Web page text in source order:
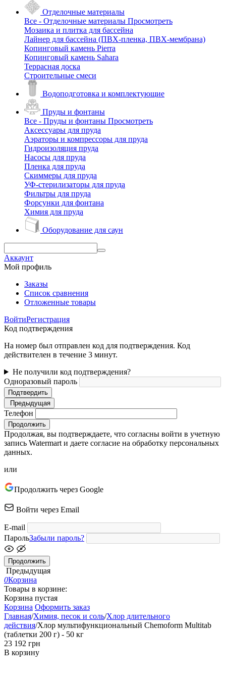
Отделочные материалы
Все - Отделочные материалы Просмотреть
Мозаика и плитка для бассейна
Лайнер для бассейна (ПВХ-пленка, ПВХ-мембрана)
Копинговый камень Pierra
Копинговый камень Sahara
Террасная доска
Строительные смеси
Водоподготовка и комплектующие
Пруды и фонтаны
Все - Пруды и фонтаны Просмотреть
Аксессуары для пруда
Аэраторы и компрессоры для пруда
Гидроизоляция пруда
Насосы для пруда
Пленка для пруда
Скиммеры для пруда
УФ-стерилизаторы для пруда
Фильтры для пруда
Форсунки для фонтана
Химия для пруда
Оборудование для саун
Аккаунт
Мой профиль
Заказы
Список сравнения
Отложенные товары
ВойтиРегистрация
Код подтверждения
На номер был отправлен код для подтверждения. Код
действителен в течение 3 минут.
Не получили код подтверждения?
Одноразовый пароль
Подтвердить
Предыдущая
Телефон
Продолжить
Продолжая, вы подтверждаете, что согласны войти в учетную
запись Watermart и даете согласие на обработку персональных
данных.
или
Продолжить через Google
Войти через Email
E-mail
ПарольЗабыли пароль?
Продолжить
Предыдущая
0Корзина
Товары в корзине:
Корзина пустая
Корзина Оформить заказ
Главная/Химия, песок и соль/Хлор длительного
действия/Хлор мультифункциональный Chemoform Multitab
(таблетки 200 г) - 50 кг
‍23 192‍ грн
В корзину